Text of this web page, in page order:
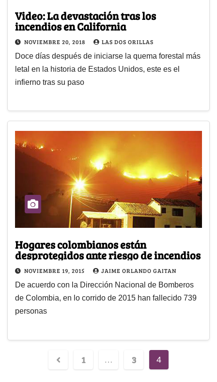
Video: La devastación tras los
incendios en California
NOVIEMBRE 20, 2018 LAS DOS ORILLAS
Doce días después de iniciarse la quema forestal más
letal en la historia de Estados Unidos, este es el
infierno tras su paso
Hogares colombianos están
desprotegidos ante riesgo de incendios
NOVIEMBRE 19, 2015 JAIME ORLANDO GAITAN
De acuerdo con la Dirección Nacional de Bomberos
de Colombia, en lo corrido de 2015 han fallecido 739
personas
1 … 3 4